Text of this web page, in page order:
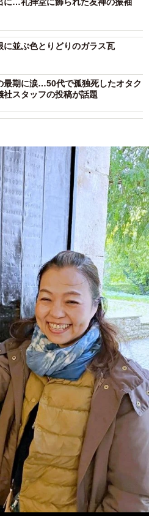
に並ぶ色とりどりのガラス瓦
最期に涙…50代で孤独死したオタク
スタッフの投稿が話題